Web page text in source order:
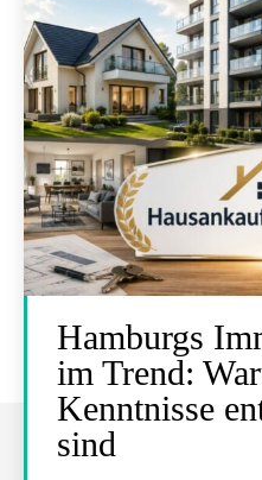
Hamburgs
im Trend:
Kenntnisse
sind